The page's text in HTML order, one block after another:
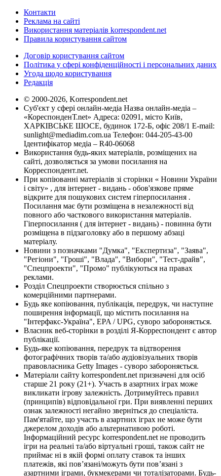
Контакти
Реклама на сайті
Використання матеріалів korrespondent.net
Правила користування сайтом
Договір користування сайтом
Політика у сфері конфіденційності і персональних даних
Угода щодо користування
Редакція
© 2000-2026, Korrespondent.net
Суб'єкт у сфері онлайн-медіа Назва онлайн-медіа –
«КореспонденТ.net» Адреса: 02091, місто Київ,
ХАРКІВСЬКЕ ШОСЕ, будинок 172-Б, офіс 208/1 E-mail:
sunlight@mediadim.com.ua Телефон: 044-205-43-00
Ідентифікатор медіа – R40-06068
Використання будь-яких матеріалів, розміщених на
сайті, дозволяється за умови посилання на
Корреспондент.net.
При копіюванні матеріалів зі сторінки « Новини України
і світу» , для інтернет - видань - обов'язкове пряме
відкрите для пошукових систем гіперпосилання .
Посилання має бути розміщена в незалежності від
повного або часткового використання матеріалів.
Гіперпосилання ( для інтернет - видань) - повинна бути
розміщена в підзаголовку або в першому абзаці
матеріалу.
Новини з позначками "Думка", "Експертиза", "Заява",
"Регіони", "Гроші", "Влада", "Вибори", "Тест-драйв",
"Спецпроекти", "Промо" публікуються на правах
реклами.
Розділ Спецпроекти створюється спільно з
комерційними партнерами.
Будь яке копіювання, публікація, передрук, чи наступне
поширення інформації, що містить посилання на
"Інтерфакс-Україна", EPA / UPG, суворо забороняється.
Власник веб-сторінки в розділі Я-Корреспондент є автор
публікації.
Будь-яке копіювання, передрук та відтворення
фотографічних творів та/або аудіовізуальних творів
правовласника Getty Images - суворо забороняється.
Матеріали сайту korrespondent.net призначені для осіб
старше 21 року (21+). Участь в азартних іграх може
викликати ігрову залежність. Дотримуйтесь правил
(принципів) відповідальної гри. При виявленні перших
ознак залежності негайно зверніться до спеціаліста.
Пам'ятайте, що участь в азартних іграх не може бути
джерелом доходів або альтернативою роботі.
Інформаційний ресурс korrespondent.net не проводить
ігри на реальні та/або віртуальні гроші, також сайт не
приймає ні в якій формі оплату ставок та інших
платежів, які пов’язані/можуть бути пов’язані з
азартними іграми, букмекерами чи тоталізаторами. Будь-